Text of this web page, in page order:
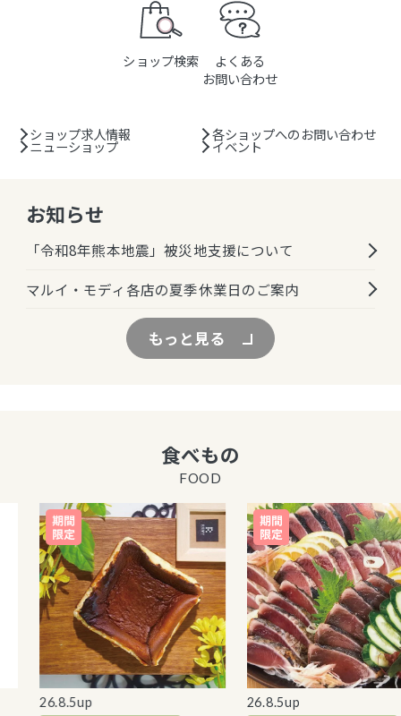
ショップ検索
よくある
お問い合わせ
ショップ求人情報 各ショップへのお問い合わせ
ニューショップ イベント
お知らせ
「令和8年熊本地震」被災地支援について
マルイ・モディ各店の夏季休業日のご案内
もっと見る
食べもの
FOOD
26.8.5up 26.8.5up